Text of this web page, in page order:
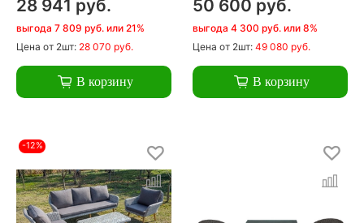
28 941 руб.
выгода 7 809 руб. или 21%
Цена от 2шт: 28 070 руб.
В корзину
50 600 руб.
выгода 4 300 руб. или 8%
Цена от 2шт: 49 080 руб.
В корзину
-12%